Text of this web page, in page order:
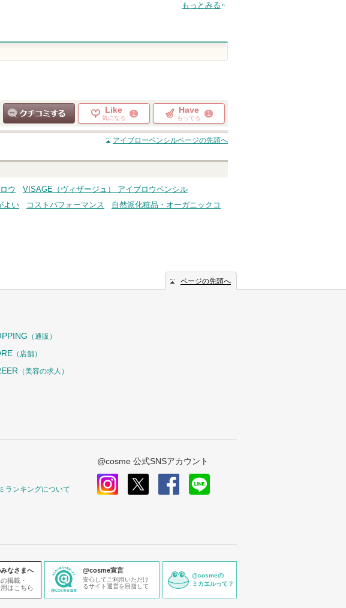
もっとみる
クチコミする
Like
気になる
1 Have
もってる
1
アイブローペンシルページの先頭へ
ウ
VISAGE（ヴィザージュ） アイブロウペンシル
よい コストパフォーマンス
自然派化粧品・オーガニックコ
ページの先頭へ
（通販）
（店舗）
（美容の求人）
ランキングについて
@cosme 公式SNSアカウント
なさまへ
掲載・
はこちら
@cosme宣言
安心してご利用いただけ
るサイト運営を目指して
@cosmeの
ミカエルって？